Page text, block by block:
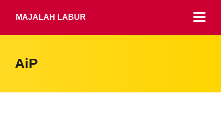
MAJALAH LABUR
AiP